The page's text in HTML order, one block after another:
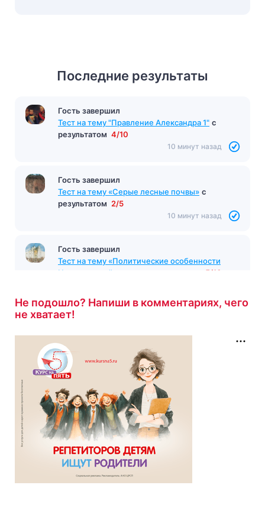
Последние результаты
Гость завершил
Тест на тему "Правление Александра 1" с
результатом 4/10
10 минут назад
Гость завершил
Тест на тему «Серые лесные почвы» с
результатом 2/5
10 минут назад
Гость завершил
Тест на тему «Политические особенности
Новгородской земли»
5/10
Не подошло? Напиши в комментариях, чего
не хватает!